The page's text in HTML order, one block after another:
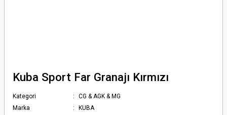
Kuba Sport Far Granajı Kırmızı
Kategori
CG & AGK & MG
Marka
KUBA